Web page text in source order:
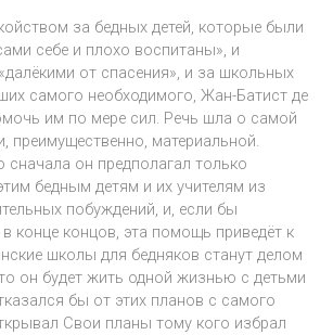
за бедных детей, которые были
себе и плохо воспитаны», и
от спасения», и за школьных
самого необходимого, Жан-Батист де
им по мере сил. Речь шла о самой
преимущественно, материальной.
сначала он предполагал только
бедным детям и их учителям из
побуждений, и, если бы
в конце концов, эта помощь приведёт к
школы для бедняков станут делом
он будет жить одной жизнью с детьми
бы от этих планов с самого
Свои планы тому кого избрал